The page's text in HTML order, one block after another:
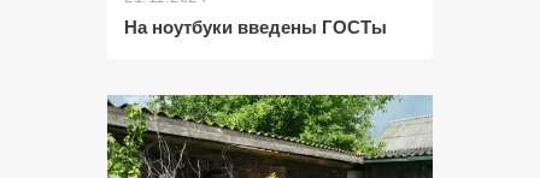
На ноутбуки введены ГОСТы